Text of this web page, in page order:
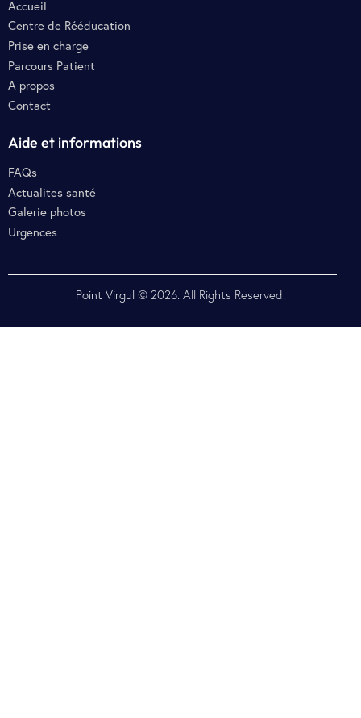
Accueil
Centre de Rééducation
Prise en charge
Parcours Patient
A propos
Contact
Aide et informations
FAQs
Actualites santé
Galerie photos
Urgences
Point Virgul © 2026. All Rights Reserved.